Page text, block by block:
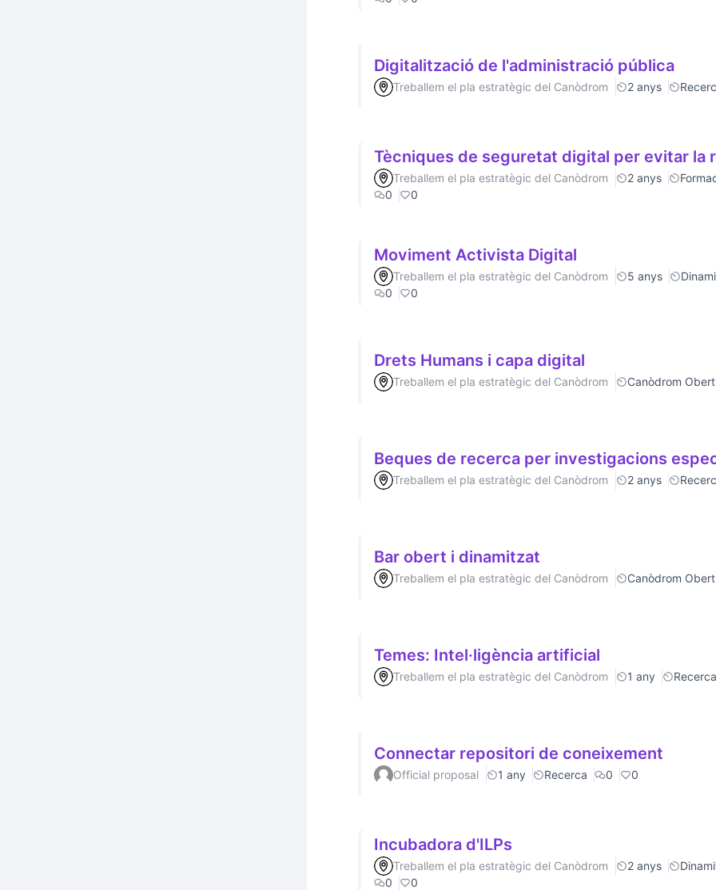
Digitalització de l'administració pública
Treballem el pla estratègic del Canòdrom 2 anys
Tècniques de seguretat digital per evitar la
Treballem el pla estratègic del Canòdrom 2 anys
0
0
Moviment Activista Digital
Treballem el pla estratègic del Canòdrom 5 anys
0
0
Drets Humans i capa digital
Treballem el pla estratègic del Canòdrom Canòdrom Obert
Beques de recerca per investigacions
Treballem el pla estratègic del Canòdrom 2 anys
Bar obert i dinamitzat
Treballem el pla estratègic del Canòdrom Canòdrom Obert
Temes: Intel·ligència artificial
Treballem el pla estratègic del Canòdrom 1 any Recerca
Connectar repositori de coneixement
Official proposal 1 any Recerca 0 0
Incubadora d'ILPs
Treballem el pla estratègic del Canòdrom 2 anys
0
0